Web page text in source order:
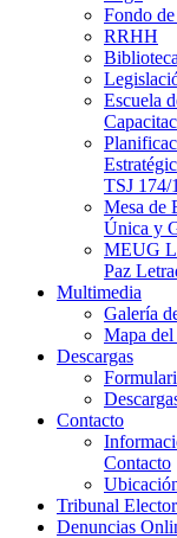
Fondo
RRHH
Escuela
TSJ 174/
Mesa de
Única y
MEUG
Paz
Multimedia
Galería
Mapa
Descargas
Contacto
Contacto
Tribunal
Denuncias